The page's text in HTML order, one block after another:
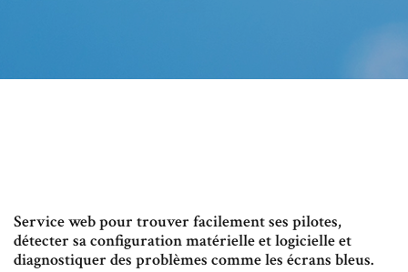
Service web pour trouver facilement ses pilotes,
détecter sa configuration matérielle et logicielle et
diagnostiquer des problèmes comme les écrans bleus.